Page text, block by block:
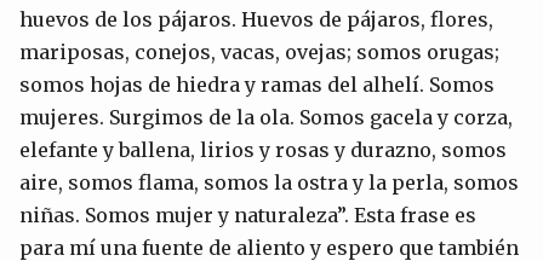
huevos de los pájaros. Huevos de pájaros, flores,
mariposas, conejos, vacas, ovejas; somos orugas;
somos hojas de hiedra y ramas del alhelí. Somos
mujeres. Surgimos de la ola. Somos gacela y corza,
elefante y ballena, lirios y rosas y durazno, somos
aire, somos flama, somos la ostra y la perla, somos
niñas. Somos mujer y naturaleza”. Esta frase es
para mí una fuente de aliento y espero que también